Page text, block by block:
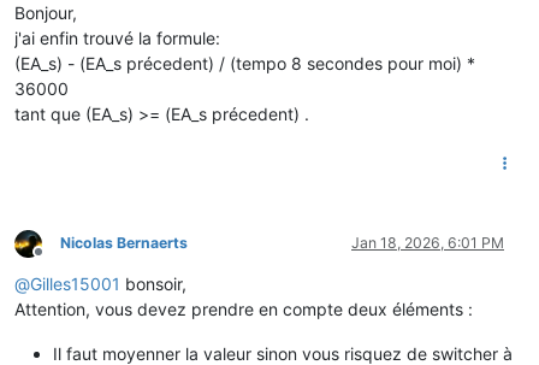
Bonjour,
j'ai enfin trouvé la formule:
(EA_s) - (EA_s précedent) / (tempo 8 secondes pour moi) *
36000
tant que (EA_s) >= (EA_s précedent) .
Offline
Nicolas Bernaerts Jan 18, 2026, 6:01 PM
@Gilles15001 bonsoir,
Attention, vous devez prendre en compte deux éléments :
Il faut moyenner la valeur sinon vous risquez de switcher à